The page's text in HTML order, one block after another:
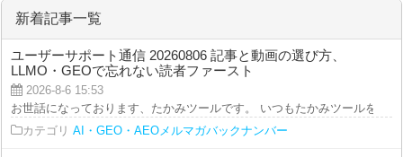
新着記事一覧
ユーザーサポート通信 20260806 記事と動画の選び方、
LLMO・GEOで忘れない読者ファースト
2026-8-6 15:53
お世話になっております、たかみツールです。 いつもたかみツールをご
カテゴリ AI・GEO・AEOメルマガバックナンバー